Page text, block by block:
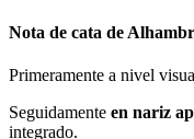
Nota de cata de
Primeramente a nivel
Seguidamente en nariz
integrado.